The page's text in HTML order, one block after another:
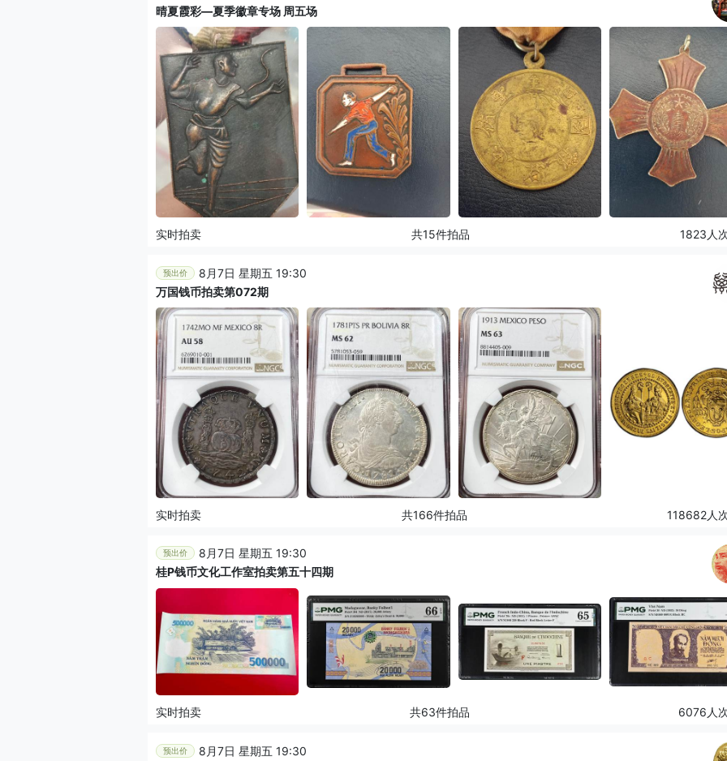
晴夏霞彩—夏季徽章专场 周五场
实时拍卖 共15件拍品 1823人
预出价
8月7日 星期五 19:30
万国钱币拍卖第072期
实时拍卖 共166件拍品 118682人
预出价
8月7日 星期五 19:30
桂P钱币文化工作室拍卖第五十四期
实时拍卖 共63件拍品 6076人
预出价
8月7日 星期五 19:30